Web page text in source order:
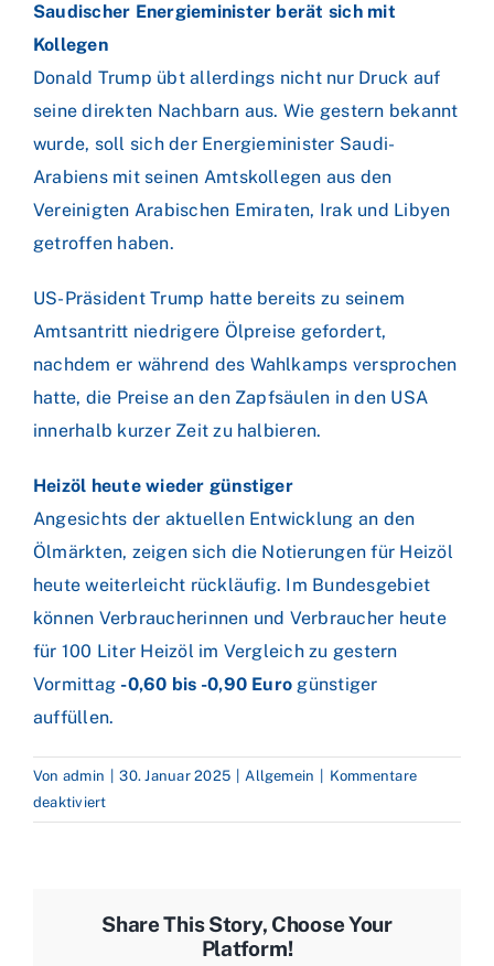
Saudischer Energieminister berät sich mit
Kollegen
Donald Trump übt allerdings nicht nur Druck auf
seine direkten Nachbarn aus. Wie gestern bekannt
wurde, soll sich der Energieminister Saudi-
Arabiens mit seinen Amtskollegen aus den
Vereinigten Arabischen Emiraten, Irak und Libyen
getroffen haben.
US-Präsident Trump hatte bereits zu seinem
Amtsantritt niedrigere Ölpreise gefordert,
nachdem er während des Wahlkamps versprochen
hatte, die Preise an den Zapfsäulen in den USA
innerhalb kurzer Zeit zu halbieren.
Heizöl heute wieder günstiger
Angesichts der aktuellen Entwicklung an den
Ölmärkten, zeigen sich die Notierungen für Heizöl
heute weiterleicht rückläufig. Im Bundesgebiet
können Verbraucherinnen und Verbraucher heute
für 100 Liter Heizöl im Vergleich zu gestern
Vormittag -0,60 bis -0,90 Euro günstiger
auffüllen.
Von admin 30. Januar 2025 Allgemein
Kommentare
deaktiviertfür
Ölpreise
OPEC-
Share This Story, Choose Your
Platform!